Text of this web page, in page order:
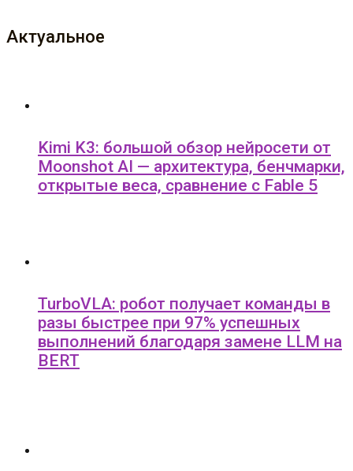
Актуальное
Kimi K3: большой обзор нейросети от
Moonshot AI — архитектура, бенчмарки,
открытые веса, сравнение с Fable 5
TurboVLA: робот получает команды в
разы быстрее при 97% успешных
выполнений благодаря замене LLM на
BERT